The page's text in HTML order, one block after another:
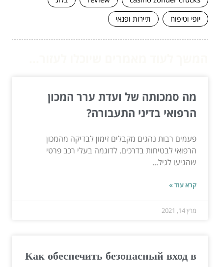
יופי וטיפוח
תיירות ופנאי
מה סמכותה של ועדת ערר המכון
הרפואי בדיני התעבורה?
פעמים רבות נהגים מקבלים זימון לבדיקה מהמכון
הרפואי לבטיחות בדרכים. לדוגמה בעלי רכב פרטי
שהגיעו לגיל...
קרא עוד »
מרץ 14, 2021
Как обеспечить безопасный вход в